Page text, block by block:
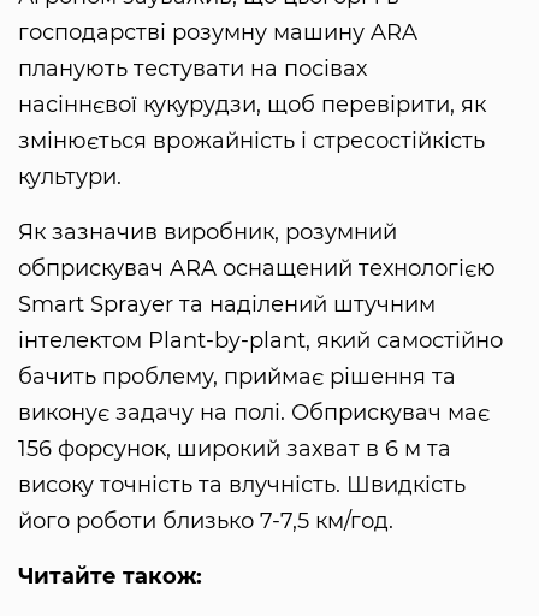
господарстві розумну машину ARA
планують тестувати на посівах
насіннєвої кукурудзи, щоб перевірити, як
змінюється врожайність і стресостійкість
культури.
Як зазначив виробник, розумний
обприскувач ARA оснащений технологією
Smart Sprayer та наділений штучним
інтелектом Plant-by-plant, який самостійно
бачить проблему, приймає рішення та
виконує задачу на полі. Обприскувач має
156 форсунок, широкий захват в 6 м та
високу точність та влучність. Швидкість
його роботи близько 7-7,5 км/год.
Читайте також: